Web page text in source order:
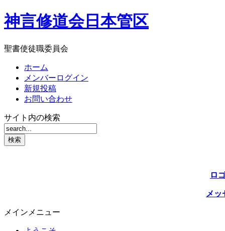
神言修道会日本管区
聖書使徒職委員会
ホーム
メンバーログイン
新規投稿
お問い合わせ
サイト内の検索
ロ
メッ
メインメニュー